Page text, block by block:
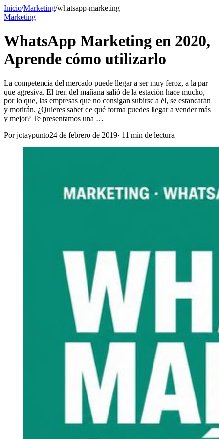
Inicio/Marketing/whatsapp-marketing
Marketing
WhatsApp Marketing en 2020,
Aprende cómo utilizarlo
La competencia del mercado puede llegar a ser muy feroz, a la par
que agresiva. El tren del mañana salió de la estación hace mucho,
por lo que, las empresas que no consigan subirse a él, se estancarán
y morirán. ¿Quieres saber de qué forma puedes llegar a vender más
y mejor? Te presentamos una …
Porjotaypunto24 de febrero de 2019· 11 min de lectura